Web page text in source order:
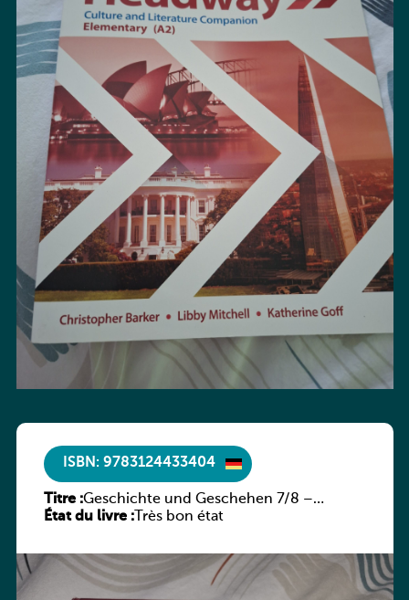
ISBN: 9783124433404
Titre :Geschichte und Geschehen 7/8 –
Rheinland-Pfalz
État du livre :Très bon état